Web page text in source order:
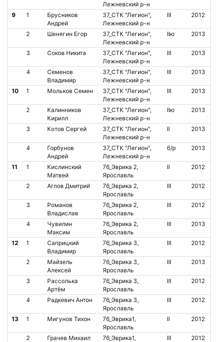
Лежневский р-н
9 1
Брусников
Андрей
37_СТК "Легион",
Лежневский р-н
III 2012
2 Шенягин Егор
37_СТК "Легион",
Лежневский р-н
IIю 2013
3 Соков Никита
37_СТК "Легион",
Лежневский р-н
III 2013
4
Семенов
Владимир
37_СТК "Легион",
Лежневский р-н
III 2013
10 1 Мольков Семен
37_СТК "Легион",
Лежневский р-н
III 2013
2
Калинников
Кирилл
37_СТК "Легион",
Лежневский р-н
IIю 2013
3 Котов Сергей
37_СТК "Легион",
Лежневский р-н
II 2013
4
Горбунов
Андрей
37_СТК "Легион",
Лежневский р-н
б/р 2013
11 1
Кислинский
Матвей
76_Эврика 2,
Ярославль
II 2012
2 Аглов Дмитрий
76_Эврика 2,
Ярославль
III 2012
3
Романов
Владислав
76_Эврика 2,
Ярославль
III 2012
4
Чувилин
Максим
76_Эврика 2,
Ярославль
III 2013
12 1
Саприцкий
Владимир
76_Эврика 3,
Ярославль
III 2012
2
Майзель
Алексей
76_Эврика 3,
Ярославль
III 2013
3
Рассолька
Артём
76_Эврика 3,
Ярославль
III 2012
4 Радкевич Антон
76_Эврика 3,
Ярославль
III 2012
13 1 Мигунов Тихон
76_Эврика1,
Ярославль
II 2012
2 Грачев Михаил
76_Эврика1,
III 2012